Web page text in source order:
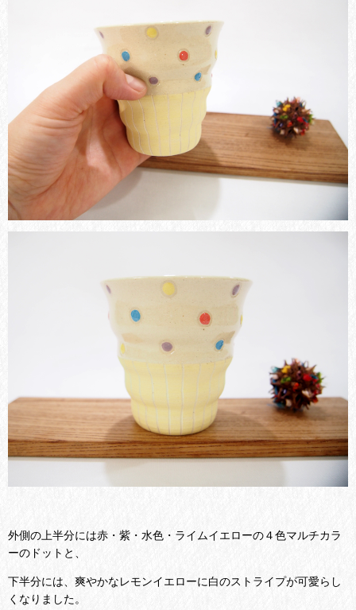
外側の上半分には赤・紫・水色・ライムイエローの４色マルチカラ
ーのドットと、
下半分には、爽やかなレモンイエローに白のストライプが可愛らし
くなりました。